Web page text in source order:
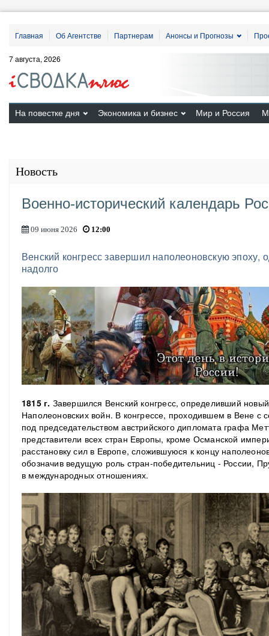
Главная Об Агентстве Партнерам Анонсы и Прогнозы
7 августа, 2026
На повестке дня Экономика и бизнес Мир и Россия
Новость
Военно-исторический календарь
09 июня 2026 12:00
Венский конгресс завершил наполеоновскую эпоху,
надолго
1815 г. Завершился Венский конгресс, определивший
Наполеоновских войн. В конгрессе, проходившем в Вене с
под председательством австрийского дипломата графа
представители всех стран Европы, кроме Османской
расстановку сил в Европе, сложившуюся к концу
обозначив ведущую роль стран-победительниц - России,
в международных отношениях.